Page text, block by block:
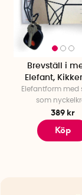
Brevställ i
Elefant,
Elefantform med
som
389 kr
Köp